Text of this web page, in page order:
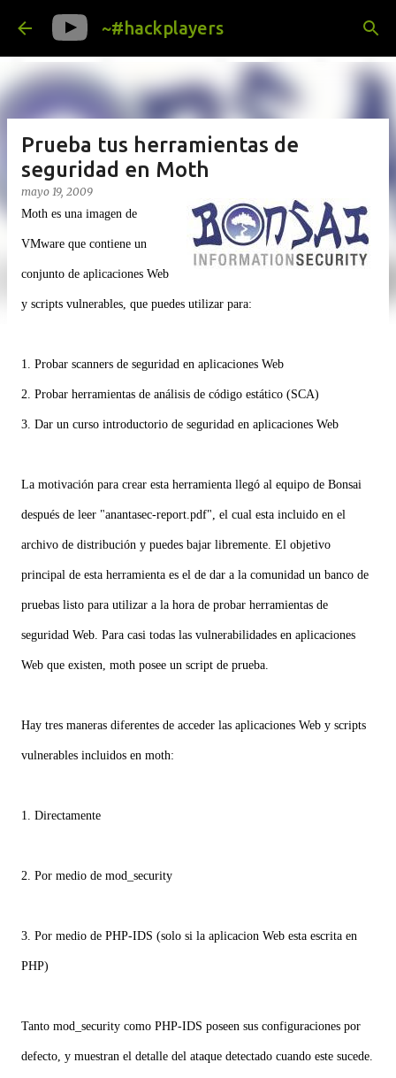
Ir al contenido principal
~#hackplayers
Prueba tus herramientas de
seguridad en Moth
mayo 19, 2009
Moth es una imagen de
VMware que contiene un
conjunto de aplicaciones Web
y scripts vulnerables, que puedes utilizar para:
1. Probar scanners de seguridad en aplicaciones Web
2. Probar herramientas de análisis de código estático (SCA)
3. Dar un curso introductorio de seguridad en aplicaciones Web
La motivación para crear esta herramienta llegó al equipo de Bonsai
después de leer "anantasec-report.pdf", el cual esta incluido en el
archivo de distribución y puedes bajar libremente. El objetivo
principal de esta herramienta es el de dar a la comunidad un banco de
pruebas listo para utilizar a la hora de probar herramientas de
seguridad Web. Para casi todas las vulnerabilidades en aplicaciones
Web que existen, moth posee un script de prueba.
Hay tres maneras diferentes de acceder las aplicaciones Web y scripts
vulnerables incluidos en moth:
1. Directamente
2. Por medio de mod_security
3. Por medio de PHP-IDS (solo si la aplicacion Web esta escrita en
PHP)
Tanto mod_security como PHP-IDS poseen sus configuraciones por
defecto, y muestran el detalle del ataque detectado cuando este sucede.